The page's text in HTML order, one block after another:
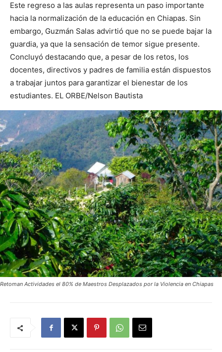
Este regreso a las aulas representa un paso importante
hacia la normalización de la educación en Chiapas. Sin
embargo, Guzmán Salas advirtió que no se puede bajar la
guardia, ya que la sensación de temor sigue presente.
Concluyó destacando que, a pesar de los retos, los
docentes, directivos y padres de familia están dispuestos
a trabajar juntos para garantizar el bienestar de los
estudiantes. EL ORBE/Nelson Bautista
Retoman Actividades el 80% de Maestros Desplazados por la Violencia en Chiapas